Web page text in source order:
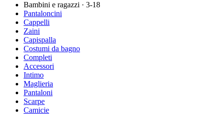
Bambini e ragazzi · 3-18
Pantaloncini
Cappelli
Zaini
Capispalla
Costumi da bagno
Completi
Accessori
Intimo
Maglieria
Pantaloni
Scarpe
Camicie